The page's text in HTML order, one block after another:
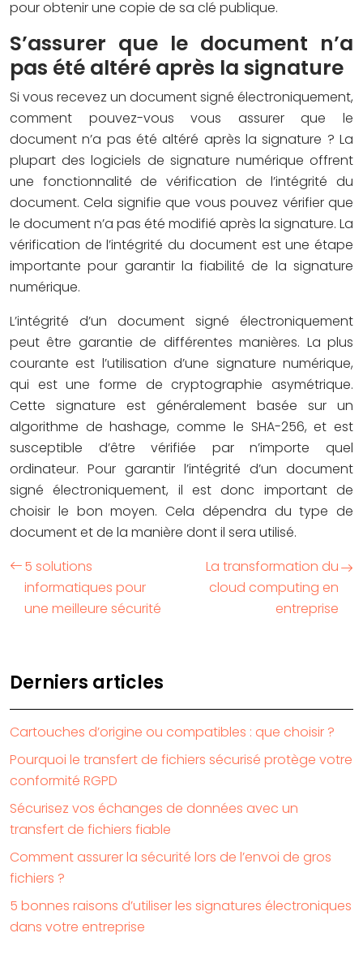
pour obtenir une copie de sa clé publique.
S’assurer que le document n’a
pas été altéré après la signature
Si vous recevez un document signé électroniquement,
comment pouvez-vous vous assurer que le
document n’a pas été altéré après la signature ? La
plupart des logiciels de signature numérique offrent
une fonctionnalité de vérification de l’intégrité du
document. Cela signifie que vous pouvez vérifier que
le document n’a pas été modifié après la signature. La
vérification de l’intégrité du document est une étape
importante pour garantir la fiabilité de la signature
numérique.
L’intégrité d’un document signé électroniquement
peut être garantie de différentes manières. La plus
courante est l’utilisation d’une signature numérique,
qui est une forme de cryptographie asymétrique.
Cette signature est généralement basée sur un
algorithme de hashage, comme le SHA-256, et est
susceptible d’être vérifiée par n’importe quel
ordinateur. Pour garantir l’intégrité d’un document
signé électroniquement, il est donc important de
choisir le bon moyen. Cela dépendra du type de
document et de la manière dont il sera utilisé.
5 solutions
informatiques pour
une meilleure sécurité
La transformation du
cloud computing en
entreprise
Derniers articles
Cartouches d’origine ou compatibles : que choisir ?
Pourquoi le transfert de fichiers sécurisé protège votre
conformité RGPD
Sécurisez vos échanges de données avec un
transfert de fichiers fiable
Comment assurer la sécurité lors de l’envoi de gros
fichiers ?
5 bonnes raisons d’utiliser les signatures électroniques
dans votre entreprise